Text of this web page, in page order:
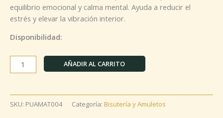
equilibrio emocional y calma mental. Ayuda a reducir el
estrés y elevar la vibración interior.
Disponibilidad:
AÑADIR AL CARRITO
SKU: PUAMAT004 Categoría: Bisutería y Amuletos